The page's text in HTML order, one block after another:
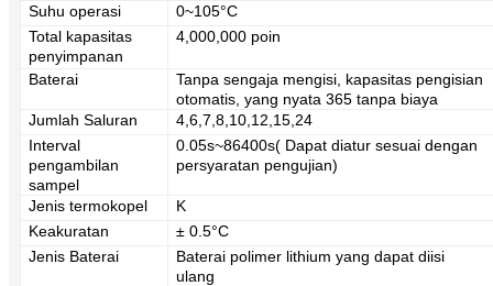
Suhu operasi
0~105°C
Total kapasitas
penyimpanan
4,000,000 poin
Baterai
Tanpa sengaja mengisi, kapasitas pengisian
otomatis, yang nyata 365 tanpa biaya
Jumlah Saluran
4 ,6 ,7 ,8 10 12 15 24
Interval
pengambilan
sampel
0.05s~86400s( Dapat diatur sesuai dengan
persyaratan pengujian)
Jenis termokopel
K
Keakuratan
± 0.5°C
Jenis Baterai
Baterai polimer lithium yang dapat diisi
ulang